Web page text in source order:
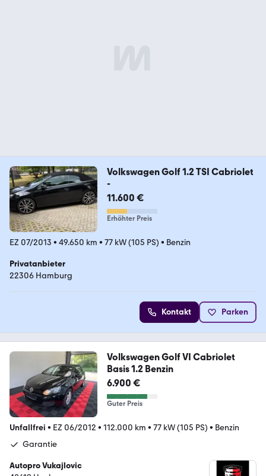
Volkswagen Golf 1.2 TSI Cabriolet
-
11.600 €
Erhöhter Preis
EZ 07/2013 • 49.650 km • 77 kW (105 PS) • Benzin
Privatanbieter
22306 Hamburg
Kontakt Parken
Volkswagen Golf VI Cabriolet
Basis 1.2 Benzin
6.900 €
Guter Preis
Unfallfrei • EZ 06/2012 • 112.000 km • 77 kW (105 PS) • Benzin
Garantie
Autopro Vukajlovic